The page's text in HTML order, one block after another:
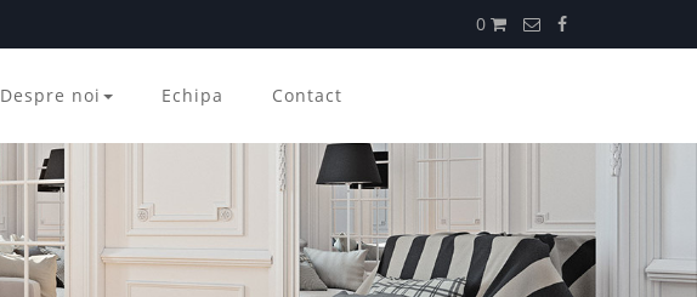
0
Despre noi Echipa Contact